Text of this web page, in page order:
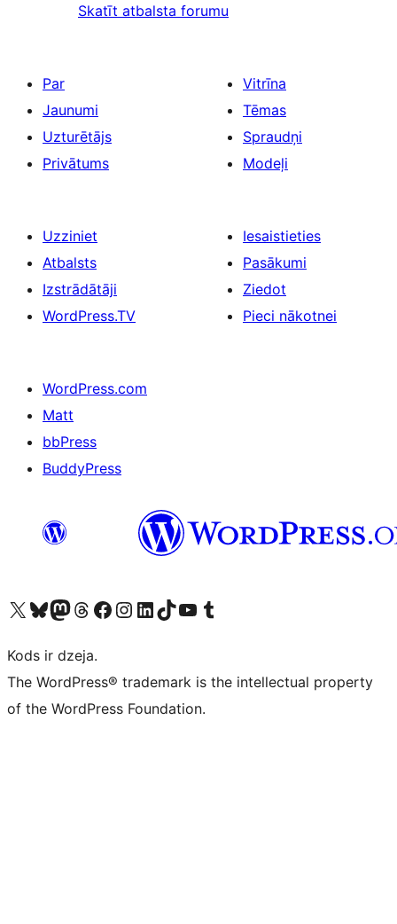
Skatīt atbalsta forumu
Par
Jaunumi
Uzturētājs
Privātums
Vitrīna
Tēmas
Spraudņi
Modeļi
Uzziniet
Atbalsts
Izstrādātāji
WordPress.TV
Iesaistieties
Pasākumi
Ziedot
Pieci nākotnei
WordPress.com
Matt
bbPress
BuddyPress
Apmeklējiet mūsu X (agrāk Twitter) kontu
Apmeklējiet mūsu Bluesky kontu
Apmeklējiet mūsu Mastodon kontu
Apmeklējiet mūsu Threads kontu
Apmeklējiet mūsu Facebook lapuApmeklējiet mūsu Instagram kontu
Apmeklējiet mūsu LinkedIn kontu
Apmeklējiet mūsu TikTok kontu
Apmeklējiet mūsu YouTube kanālu
Apmeklējiet mūsu Tumblr kontu
Kods ir dzeja.
The WordPress® trademark is the intellectual property
of the WordPress Foundation.